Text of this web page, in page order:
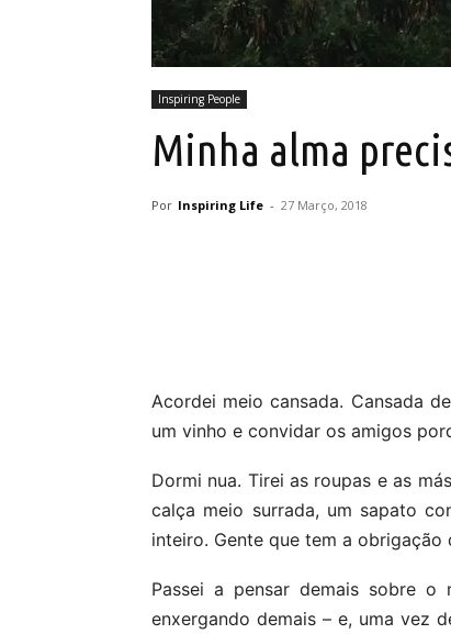
Inspiring People
Minha alma
Por Inspiring Life - 27 Março, 2018
Acordei meio cansada. Cansada
um vinho e convidar os amigos
Dormi nua. Tirei as roupas e as
calça meio surrada, um sapato
inteiro. Gente que tem a obrigação
Passei a pensar demais sobre
enxergando demais – e, uma vez